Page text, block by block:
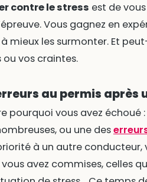
contre le stress est de
Vous gagnez en
mieux les surmonter. Et
vos craintes.
au permis après
pourquoi vous avez
ou une des
à un autre conducteur,
avez commises, celles